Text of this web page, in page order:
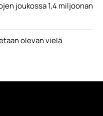
joukossa 1,4 miljoonan
olevan vielä